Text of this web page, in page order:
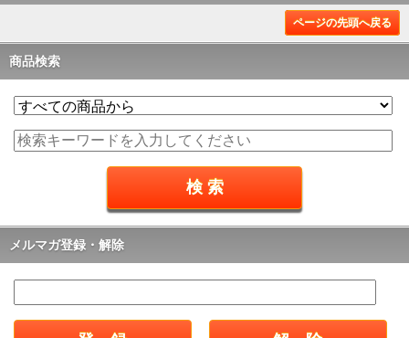
ページの先頭へ戻る
商品検索
メルマガ登録・解除